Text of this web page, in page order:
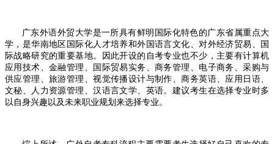
广东外语外贸大学是一所具有鲜明国际化特色的广东省属重点大
学，是华南地区国际化人才培养和外国语言文化、对外经济贸易、国
际战略研究的重要基地。因此开设的自考专业也不少，主要有计算机
应用技术、金融管理、国际贸易实务、商务管理、电子商务、采购与
供应管理、旅游管理、视觉传播设计与制作、商务英语、应用日语、
文秘、人力资源管理、汉语言文学、英语。建议考生在选择专业时多
以自身兴趣以及未来职业规划来选择专业。